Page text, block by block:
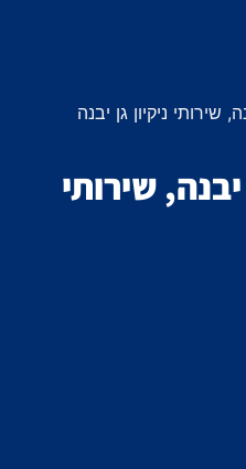
שירותי ניקיון גן יבנה
שירותי